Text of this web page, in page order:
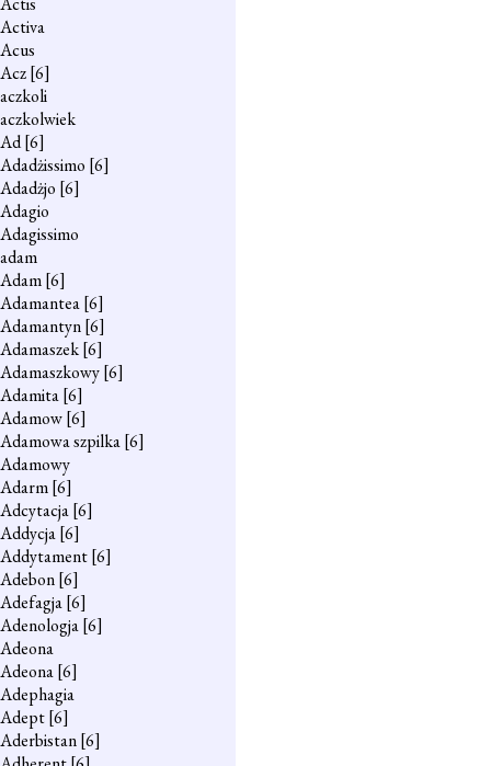
Activa
Acus
Acz[6]
aczkoli
aczkolwiek
Ad[6]
Adadżissimo [6]
Adadżjo [6]
Adagio
Adagissimo
adam
Adam[6]
Adamantea[6]
Adamantyn[6]
Adamaszek[6]
Adamaszkowy[6]
Adamita[6]
Adamow[6]
Adamowa szpilka[6]
Adamowy
Adarm[6]
Adcytacja[6]
Addycja[6]
Addytament[6]
Adebon[6]
Adefagja[6]
Adenologja[6]
Adeona
Adeona[6]
Adephagia
Adept[6]
Aderbistan[6]